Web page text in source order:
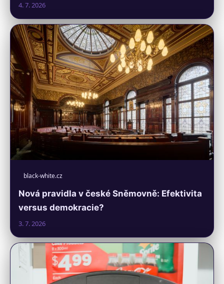
4. 7. 2026
black-white.cz
Nová pravidla v české Sněmovně: Efektivita
versus demokracie?
3. 7. 2026